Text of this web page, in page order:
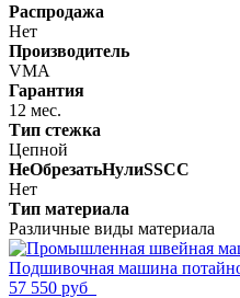
Распродажа
Нет
Производитель
VMA
Гарантия
12 мес.
Тип стежка
Цепной
НеОбрезатьНулиSSCC
Нет
Тип материала
Различные виды материала
Подшивочная машина
57 550 руб